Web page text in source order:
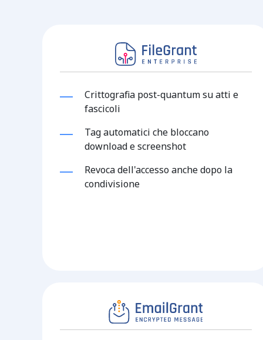
Crittografia post-quantum su atti e
fascicoli
Tag automatici che bloccano
download e screenshot
Revoca dell'accesso anche dopo la
condivisione